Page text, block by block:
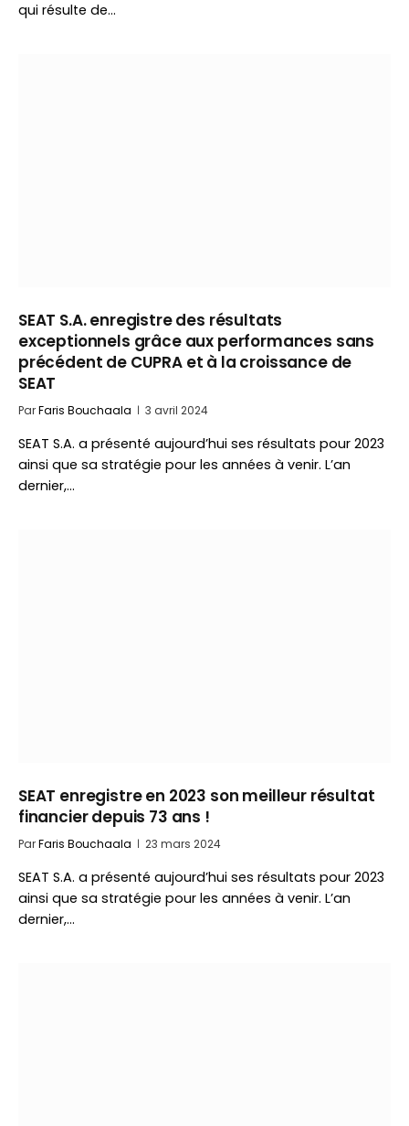
qui résulte de…
SEAT S.A. enregistre des résultats
exceptionnels grâce aux performances sans
précédent de CUPRA et à la croissance de
SEAT
ParFaris Bouchaala 3 avril 2024
SEAT S.A. a présenté aujourd’hui ses résultats pour 2023
ainsi que sa stratégie pour les années à venir. L’an
dernier,…
SEAT enregistre en 2023 son meilleur résultat
financier depuis 73 ans !
ParFaris Bouchaala 23 mars 2024
SEAT S.A. a présenté aujourd’hui ses résultats pour 2023
ainsi que sa stratégie pour les années à venir. L’an
dernier,…